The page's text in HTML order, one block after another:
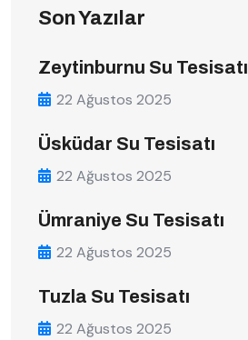
Son Yazılar
Zeytinburnu Su Tesisatı
22 Ağustos 2025
Üsküdar Su Tesisatı
22 Ağustos 2025
Ümraniye Su Tesisatı
22 Ağustos 2025
Tuzla Su Tesisatı
22 Ağustos 2025